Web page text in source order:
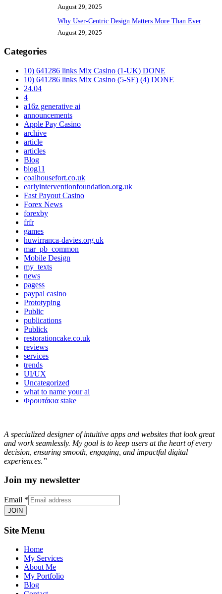
August 29, 2025
Why User-Centric Design Matters More Than Ever
August 29, 2025
Categories
10) 641286 links Mix Casino (1-UK) DONE
10) 641286 links Mix Casino (5-SE) (4) DONE
24.04
4
a16z generative ai
announcements
Apple Pay Casino
archive
article
articles
Blog
blog11
coalhousefort.co.uk
earlyinterventionfoundation.org.uk
Fast Payout Casino
Forex News
forexby
frfr
games
huwirranca-davies.org.uk
mar_pb_common
Mobile Design
my_texts
news
pagess
paypal casino
Prototyping
Public
publications
Publick
restorationcake.co.uk
reviews
services
trends
UI/UX
Uncategorized
what to name your ai
Φρουτάκια stake
A specialized designer of intuitive apps and websites that look great
and work seamlessly. My goal is to keep users at the heart of every
decision, ensuring smooth, engaging, and impactful digital
experiences.”
Join my newsletter
Email *
JOIN
Site Menu
Home
My Services
About Me
My Portfolio
Blog